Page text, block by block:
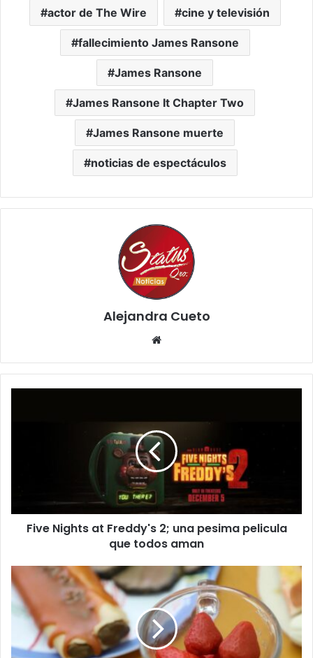
actor de The Wire cine y televisión
fallecimiento James Ransone
James Ransone
James Ransone It Chapter Two
James Ransone muerte
noticias de espectáculos
Alejandra Cueto
que
todosFive Nights at Freddy's 2; una pesima pelicula
que todos aman
Disfrutar
sin
excesos:
UAQ
impulsa
hábitos